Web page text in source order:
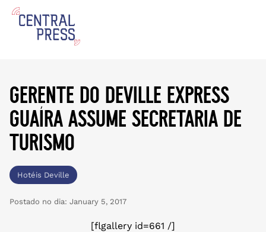
gerente do deville express
guaíra assume secretaria de
turismo
Hotéis Deville
Postado no dia: January 5, 2017
[flgallery id=661 /]